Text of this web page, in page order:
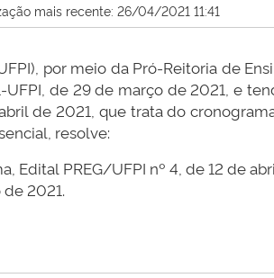
mais recente: 26/04/2021 11:41
por meio da Pró-Reitoria de
de 29 de março de 2021, e
de 2021, que trata do
resolve:
Edital PREG/UFPI nº 4, de 12 de
2021.